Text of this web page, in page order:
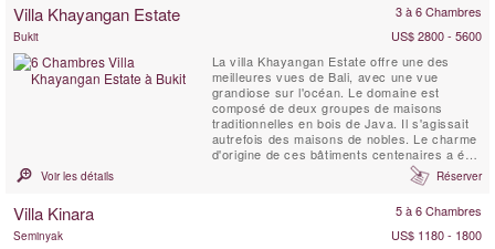
offre une architecture coloniale ...
Villa Khayangan Estate 3 à 6 Chambres
Bukit
US$ 2800 - 5600
La villa Khayangan Estate offre une des
meilleures vues de Bali, avec une vue
grandiose sur l'océan. Le domaine est
composé de deux groupes de maisons
traditionnelles en bois de Java. Il s'agissait
autrefois des maisons de nobles. Le charme
d'origine de ces bâtiments centenaires a été
Voir les détails Réserver
Villa Kinara 5 à 6 Chambres
Seminyak
US$ 1180 - 1800